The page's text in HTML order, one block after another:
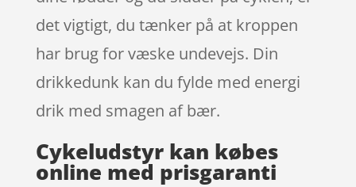
det vigtigt, du tænker på at kroppen
har brug for væske undevejs. Din
drikkedunk kan du fylde med energi
drik med smagen af bær.
Cykeludstyr kan købes
online med prisgaranti